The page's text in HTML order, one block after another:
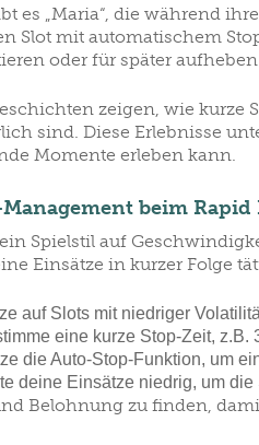
es „Maria“, die während
Slot mit automatischem
oder für später
zeigen, wie kurze
sind. Diese Erlebnisse
Momente erleben kann.
beim Rapid
Spielstil auf
Einsätze in kurzer Folge
auf Slots mit niedriger
eine kurze Stop‑Zeit,
die Auto‑Stop‑Funktion, um
deine Einsätze niedrig, um
Belohnung zu finden,